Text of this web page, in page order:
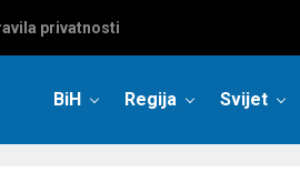
privatnosti
BiH Regija Svijet